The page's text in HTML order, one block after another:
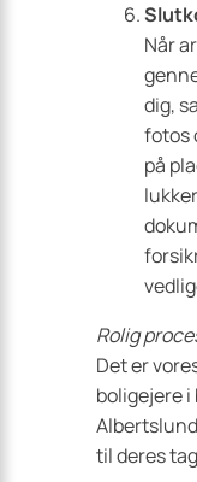
Når
dig,
fotos
på
Rolig
Det er
boligejere i
til deres